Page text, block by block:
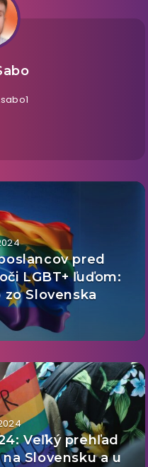
pred
LGBT+ ľuďom:
zo Slovenska
Veľký prehľad
Slovensku a u